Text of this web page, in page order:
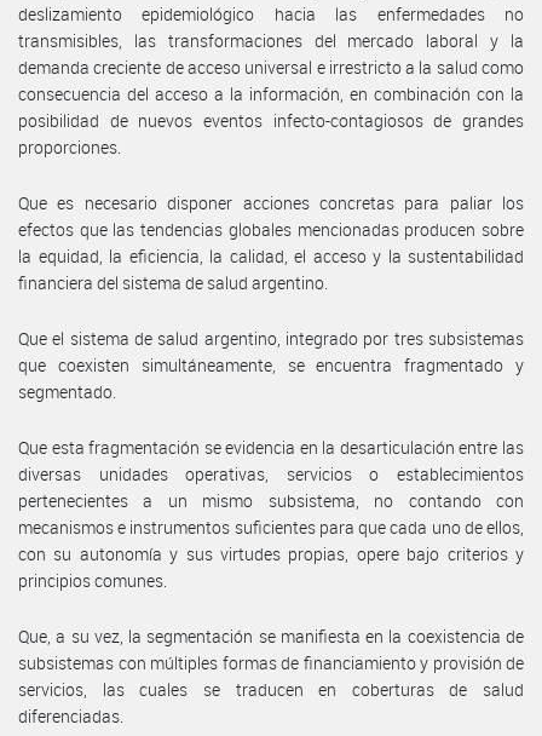
deslizamiento epidemiológico hacia las enfermedades no
transmisibles, las transformaciones del mercado laboral y la
demanda creciente de acceso universal e irrestricto a la salud como
consecuencia del acceso a la información, en combinación con la
posibilidad de nuevos eventos infecto-contagiosos de grandes
proporciones.
Que es necesario disponer acciones concretas para paliar los
efectos que las tendencias globales mencionadas producen sobre
la equidad, la eficiencia, la calidad, el acceso y la sustentabilidad
financiera del sistema de salud argentino.
Que el sistema de salud argentino, integrado por tres subsistemas
que coexisten simultáneamente, se encuentra fragmentado y
segmentado.
Que esta fragmentación se evidencia en la desarticulación entre las
diversas unidades operativas, servicios o establecimientos
pertenecientes a un mismo subsistema, no contando con
mecanismos e instrumentos suficientes para que cada uno de ellos,
con su autonomía y sus virtudes propias, opere bajo criterios y
principios comunes.
Que, a su vez, la segmentación se manifiesta en la coexistencia de
subsistemas con múltiples formas de financiamiento y provisión de
servicios, las cuales se traducen en coberturas de salud
diferenciadas.